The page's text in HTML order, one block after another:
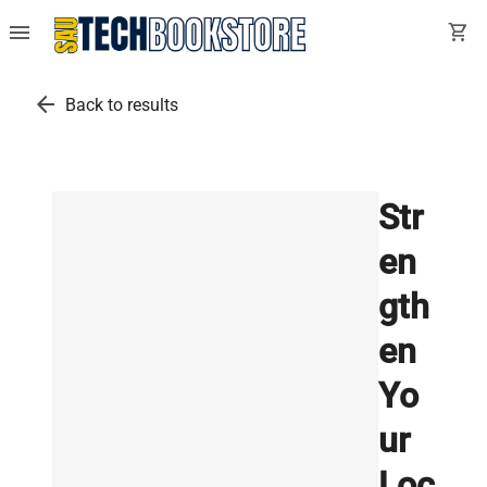
menu shopping_cart
arrow_back Back to results
Str
en
gth
en
Yo
ur